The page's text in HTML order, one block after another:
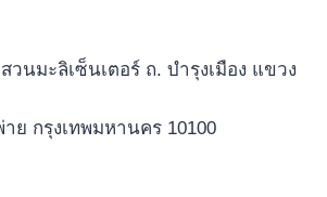
วนมะลิเซ็นเตอร์ ถ. บำรุงเมือง แขวง
ย กรุงเทพมหานคร 10100